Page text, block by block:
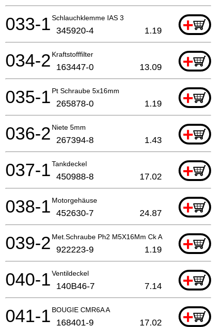
Schlauchklemme IAS 3 +
033-1 345920-4 1.19
Kraftstofffilter +
034-2 163447-0 13.09
Pt Schraube 5x16mm +
035-1 265878-0 1.19
Niete 5mm +
036-2 267394-8 1.43
Tankdeckel +
037-1 450988-8 17.02
Motorgehäuse +
038-1 452630-7 24.87
Met.Schraube Ph2 M5X16Mm Ck A +
039-2 922223-9 1.19
Ventildeckel +
040-1 140B46-7 7.14
BOUGIE CMR6A A +
041-1 168401-9 17.02